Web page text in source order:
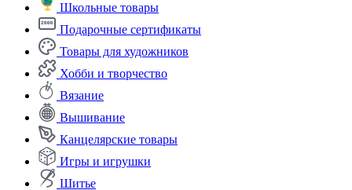
Школьные товары
Подарочные сертификаты
Товары для художников
Хобби и творчество
Вязание
Вышивание
Канцелярские товары
Игры и игрушки
Шитье